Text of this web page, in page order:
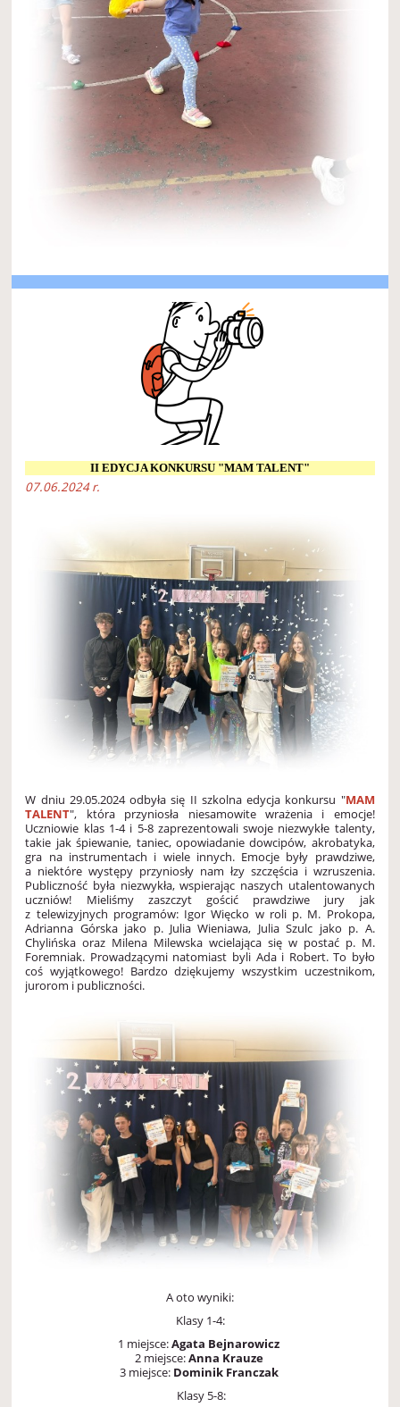
II EDYCJA KONKURSU "MAM TALENT"
07.06.2024 r.
W dniu 29.05.2024 odbyła się II szkolna edycja konkursu "MAM
TALENT", która przyniosła niesamowite wrażenia i emocje!
Uczniowie klas 1-4 i 5-8 zaprezentowali swoje niezwykłe talenty,
takie jak śpiewanie, taniec, opowiadanie dowcipów, akrobatyka,
gra na instrumentach i wiele innych. Emocje były prawdziwe,
a niektóre występy przyniosły nam łzy szczęścia i wzruszenia.
Publiczność była niezwykła, wspierając naszych utalentowanych
uczniów! Mieliśmy zaszczyt gościć prawdziwe jury jak
z telewizyjnych programów: Igor Więcko w roli p. M. Prokopa,
Adrianna Górska jako p. Julia Wieniawa, Julia Szulc jako p. A.
Chylińska oraz Milena Milewska wcielająca się w postać p. M.
Foremniak. Prowadzącymi natomiast byli Ada i Robert. To było
coś wyjątkowego! Bardzo dziękujemy wszystkim uczestnikom,
jurorom i publiczności.
A oto wyniki:
Klasy 1-4:
1 miejsce:Agata Bejnarowicz
2 miejsce:Anna Krauze
3 miejsce: Dominik Franczak
Klasy 5-8: